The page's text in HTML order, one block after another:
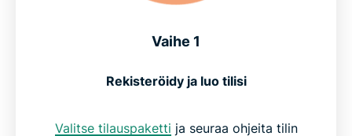
Vaihe 1
Rekisteröidy ja luo tilisi
Valitse tilauspaketti ja seuraa ohjeita tilin